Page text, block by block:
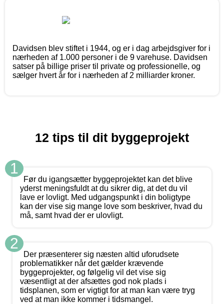
Davidsen blev stiftet i 1944, og er i dag arbejdsgiver for i
nærheden af 1.000 personer i de 9 varehuse. Davidsen
satser på billige priser til private og professionelle, og
sælger hvert år for i nærheden af 2 milliarder kroner.
12 tips til dit byggeprojekt
1
Før du igangsætter byggeprojektet kan det blive
yderst meningsfuldt at du sikrer dig, at det du vil
lave er lovligt. Med udgangspunkt i din boligtype
kan der vise sig mange love som beskriver, hvad du
må, samt hvad der er ulovligt.
2
Der præsenterer sig næsten altid uforudsete
problematikker når det gælder krævende
byggeprojekter, og følgelig vil det vise sig
væsentligt at der afsættes god nok plads i
tidsplanen, som er vigtigt for at man kan være tryg
ved at man ikke kommer i tidsmangel.